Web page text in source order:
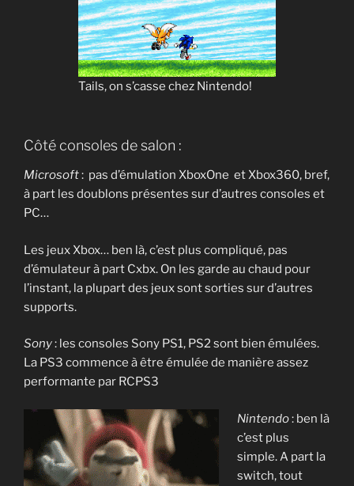
Tails, on s’casse chez Nintendo!
Côté consoles de salon :
Microsoft: pas d’émulation XboxOne et Xbox360, bref,
à part les doublons présentes sur d’autres consoles et
PC…
Les jeux Xbox… ben là, c’est plus compliqué, pas
d’émulateur à part Cxbx. On les garde au chaud pour
l’instant, la plupart des jeux sont sorties sur d’autres
supports.
Sony: les consoles Sony PS1, PS2 sont bien émulées.
La PS3 commence à être émulée de manière assez
performante par RCPS3
Nintendo: ben là
c’est plus
simple. A part la
switch, tout